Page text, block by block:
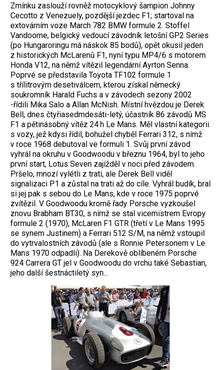
Zmínku zaslouží rovněž motocyklový šampion Johnny
Cecotto z Venezuely, pozdější jezdec F1; startoval na
extovárním voze March 782 BMW formule 2. Stoffel
Vandoorne, belgický vedoucí závodník letošní GP2 Series
(po Hungaroringu má náskok 85 bodů), opět okusil jeden
z historických McLarenů F1, nyní typu MP4/6 s motorem
Honda V12, na němž vítězil legendární Ayrton Senna.
Poprvé se představila Toyota TF102 formule 1
s třílitrovým desetiválcem, kterou získal německý
soukromník Harald Fuchs a v závodech sezony 2002
-řídili Mika Salo a Allan McNish. Místní hvězdou je Derek
Bell, dnes čtyřiasedmdesáti-letý, účastník 86 závodů MS
F1 a pětinásobný vítěz 24 h Le Mans. Měl vlastní kategorii
s vozy, jež kdysi řídil, bohužel chyběl Ferrari 312, s nímž
v roce 1968 debutoval ve formuli 1. Svůj první závod
vyhrál na okruhu v Goodwoodu v březnu 1964, byl to jeho
první start, Lotus Seven zajížděl v noci před závodem.
Pršelo, mnozí vylétli z trati, ale Derek Bell viděl
signalizaci P1 a zůstal na trati až do cíle. Vyhrál budík, bral
si jej pak s sebou do Le Mans, kde v roce 1975 poprvé
zvítězil. V Goodwoodu kromě řady Porsche vyzkoušel
znovu Brabham BT30, s nímž se stal vicemistrem Evropy
formule 2 (1970), McLaren F1 GTR (třetí v Le Mans 1995
se synem Justinem) a Ferrari 512 S/M, na němž vstoupil
do vytrvalostních závodů (ale s Ronnie Petersonem v Le
Mans 1970 odpadli). Na Derekově oblíbeném Porsche
924 Carrera GT jel v Goodwoodu do vrchu také Sebastian,
jeho další šestnáctiletý syn...